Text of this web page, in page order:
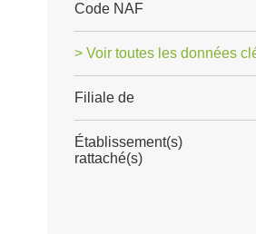
Code NAF
> Voir toutes les données
Filiale de
Établissement(s)
rattaché(s)